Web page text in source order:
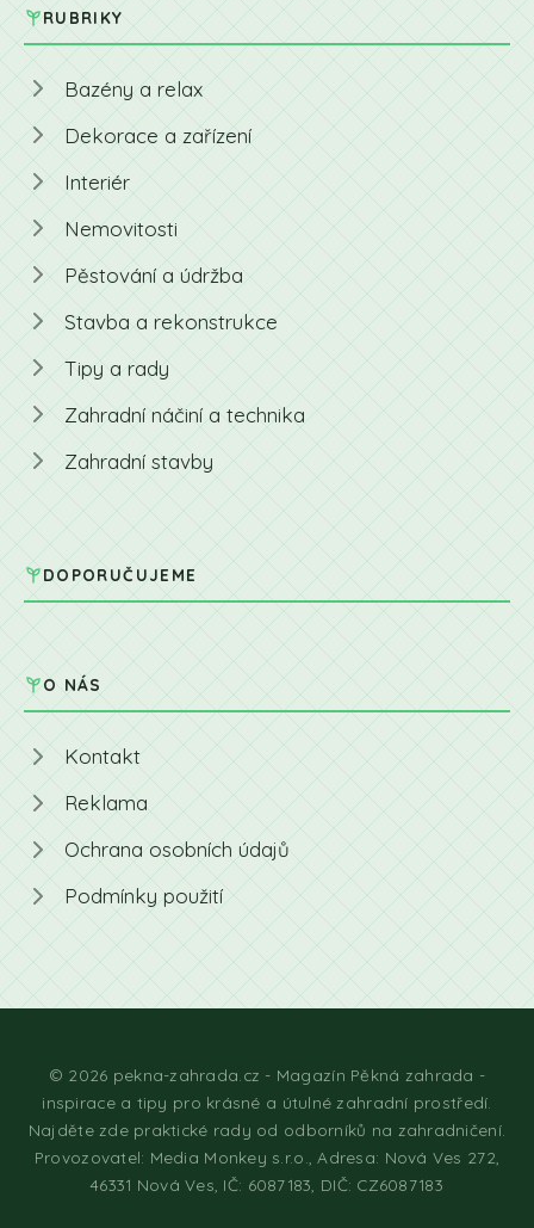
RUBRIKY
Bazény a relax
Dekorace a zařízení
Interiér
Nemovitosti
Pěstování a údržba
Stavba a rekonstrukce
Tipy a rady
Zahradní náčiní a technika
Zahradní stavby
DOPORUČUJEME
O NÁS
Kontakt
Reklama
Ochrana osobních údajů
Podmínky použití
© 2026 pekna-zahrada.cz - Magazín Pěkná zahrada -
inspirace a tipy pro krásné a útulné zahradní prostředí.
Najděte zde praktické rady od odborníků na zahradničení.
Provozovatel: Media Monkey s.r.o., Adresa: Nová Ves 272,
46331 Nová Ves, IČ: 6087183, DIČ: CZ6087183